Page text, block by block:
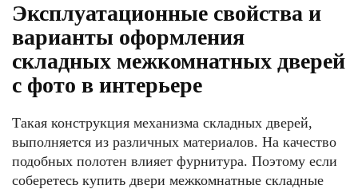
Эксплуатационные свойства и
варианты оформления
складных межкомнатных дверей
с фото в интерьере
Такая конструкция механизма складных дверей,
выполняется из различных материалов. На качество
подобных полотен влияет фурнитура. Поэтому если
соберетесь купить двери межкомнатные складные